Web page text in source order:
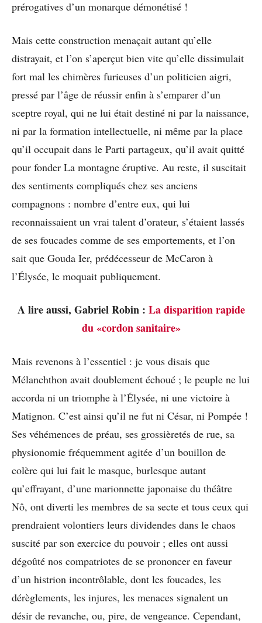
prérogatives d’un monarque démonétisé !
Mais cette construction menaçait autant qu’elle
distrayait, et l’on s’aperçut bien vite qu’elle dissimulait
fort mal les chimères furieuses d’un politicien aigri,
pressé par l’âge de réussir enfin à s’emparer d’un
sceptre royal, qui ne lui était destiné ni par la naissance,
ni par la formation intellectuelle, ni même par la place
qu’il occupait dans le Parti partageux, qu’il avait quitté
pour fonder La montagne éruptive. Au reste, il suscitait
des sentiments compliqués chez ses anciens
compagnons : nombre d’entre eux, qui lui
reconnaissaient un vrai talent d’orateur, s’étaient lassés
de ses foucades comme de ses emportements, et l’on
sait que Gouda Ier, prédécesseur de McCaron à
l’Élysée, le moquait publiquement.
A lire aussi, Gabriel Robin : La disparition rapide
du «cordon sanitaire»
Mais revenons à l’essentiel : je vous disais que
Mélanchthon avait doublement échoué ; le peuple ne lui
accorda ni un triomphe à l’Élysée, ni une victoire à
Matignon. C’est ainsi qu’il ne fut ni César, ni Pompée !
Ses véhémences de préau, ses grossièretés de rue, sa
physionomie fréquemment agitée d’un bouillon de
colère qui lui fait le masque, burlesque autant
qu’effrayant, d’une marionnette japonaise du théâtre
Nô, ont diverti les membres de sa secte et tous ceux qui
prendraient volontiers leurs dividendes dans le chaos
suscité par son exercice du pouvoir ; elles ont aussi
dégoûté nos compatriotes de se prononcer en faveur
d’un histrion incontrôlable, dont les foucades, les
dérèglements, les injures, les menaces signalent un
désir de revanche, ou, pire, de vengeance. Cependant,